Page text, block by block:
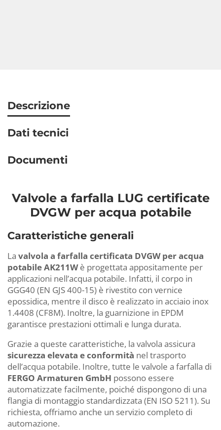
Descrizione
Dati tecnici
Documenti
Valvole a farfalla LUG certificate
DVGW per acqua potabile
Caratteristiche generali
La valvola a farfalla certificata DVGW per acqua
potabile AK211Wè progettata appositamente per
applicazioni nell’acqua potabile. Infatti, il corpo in
GGG40 (EN GJS 400-15) è rivestito con vernice
epossidica, mentre il disco è realizzato in acciaio inox
1.4408 (CF8M). Inoltre, la guarnizione in EPDM
garantisce prestazioni ottimali e lunga durata.
Grazie a queste caratteristiche, la valvola assicura
sicurezza elevata e conformità nel trasporto
dell’acqua potabile. Inoltre, tutte le valvole a farfalla di
FERGO Armaturen GmbH possono essere
automatizzate facilmente, poiché dispongono di una
flangia di montaggio standardizzata (EN ISO 5211). Su
richiesta, offriamo anche un servizio completo di
automazione.